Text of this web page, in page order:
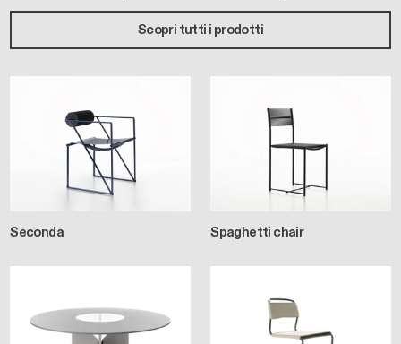
Scopri tutti i prodotti
Seconda Spaghetti chair